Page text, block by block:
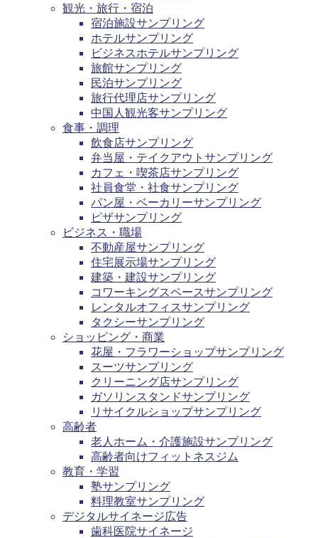
観光・旅行・宿泊
宿泊施設サンプリング
ホテルサンプリング
ビジネスホテルサンプリング
旅館サンプリング
民泊サンプリング
旅行代理店サンプリング
中国人観光客サンプリング
食事・調理
飲食店サンプリング
弁当屋・テイクアウトサンプリング
カフェ・喫茶店サンプリング
社員食堂・社食サンプリング
パン屋・ベーカリーサンプリング
ピザサンプリング
ビジネス・職場
不動産屋サンプリング
住宅展示場サンプリング
建築・建設サンプリング
コワーキングスペースサンプリング
レンタルオフィスサンプリング
タクシーサンプリング
ショッピング・商業
花屋・フラワーショップサンプリング
スーツサンプリング
クリーニング店サンプリング
ガソリンスタンドサンプリング
リサイクルショップサンプリング
高齢者
老人ホーム・介護施設サンプリング
高齢者向けフィットネスジム
教育・学習
塾サンプリング
料理教室サンプリング
デジタルサイネージ広告
歯科医院サイネージ